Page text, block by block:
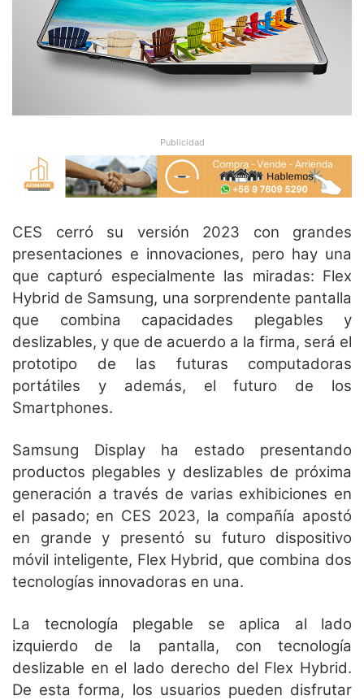
Publicidad
CES cerró su versión 2023 con grandes
presentaciones e innovaciones, pero hay una
que capturó especialmente las miradas: Flex
Hybrid de Samsung, una sorprendente pantalla
que combina capacidades plegables y
deslizables, y que de acuerdo a la firma, será el
prototipo de las futuras computadoras
portátiles y además, el futuro de los
Smartphones.
Samsung Display ha estado presentando
productos plegables y deslizables de próxima
generación a través de varias exhibiciones en
el pasado; en CES 2023, la compañía apostó
en grande y presentó su futuro dispositivo
móvil inteligente, Flex Hybrid, que combina dos
tecnologías innovadoras en una.
La tecnología plegable se aplica al lado
izquierdo de la pantalla, con tecnología
deslizable en el lado derecho del Flex Hybrid.
De esta forma, los usuarios pueden disfrutar